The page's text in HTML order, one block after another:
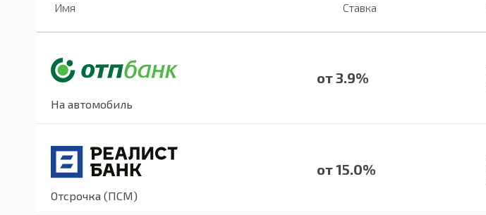
Имя Ставка
На автомобиль
от 3.9%
Отсрочка (ПСМ)
от 15.0%